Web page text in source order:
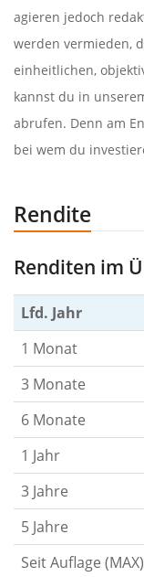
agieren jedoch
werden vermieden,
einheitlichen,
kannst du in
abrufen. Denn am
bei wem du
Rendite
Renditen im
Lfd. Jahr
1 Monat
3 Monate
6 Monate
1 Jahr
3 Jahre
5 Jahre
Seit Auflage (MAX)